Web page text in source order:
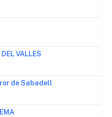
VALLES
de Sabadell